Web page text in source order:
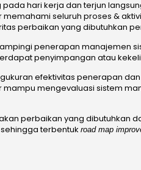
pada hari kerja dan terjun
seluruh proses &
perbaikan yang dibutuhkan
penerapan manajemen
penyimpangan atau
efektivitas penerapan
mengevaluasi sistem
perbaikan yang dibutuhkan
terbentuk road map